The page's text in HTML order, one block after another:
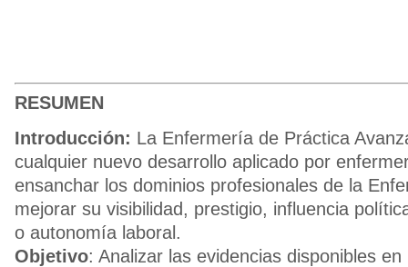
RESUMEN
Introducción: La Enfermería de Práctica
cualquier nuevo desarrollo aplicado por
ensanchar los dominios profesionales de la
mejorar su visibilidad, prestigio, influencia
o autonomía laboral.
Objetivo: Analizar las evidencias disponibles